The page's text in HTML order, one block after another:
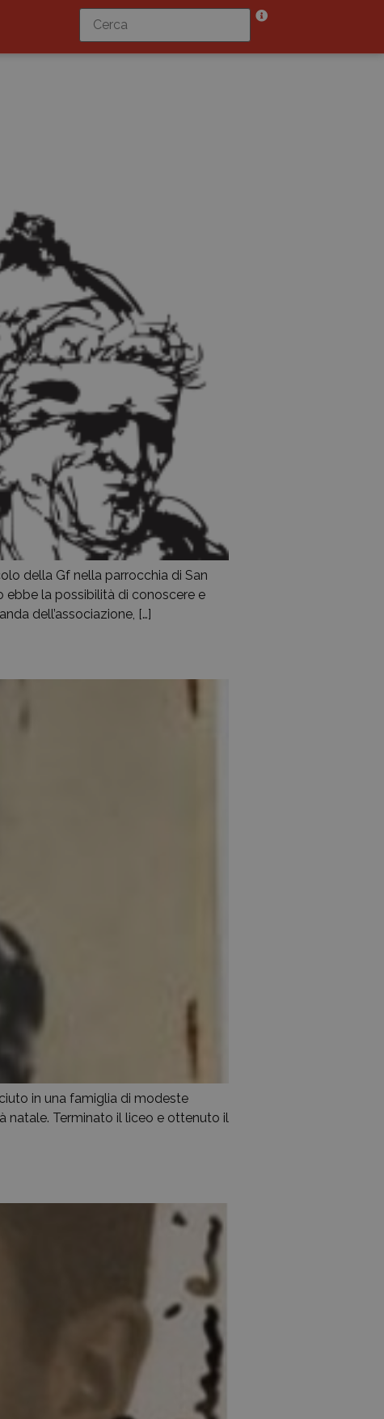
della Gf nella parrocchia di San
ebbe la possibilità di conoscere e
dell’associazione, […]
in una famiglia di modeste
natale. Terminato il liceo e ottenuto il